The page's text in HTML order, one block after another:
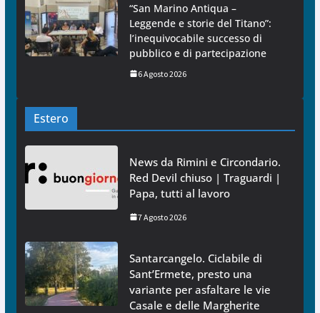
“San Marino Antiqua –
Leggende e storie del Titano”:
l’inequivocabile successo di
pubblico e di partecipazione
6 Agosto 2026
Estero
News da Rimini e Circondario.
Red Devil chiuso | Traguardi |
Papa, tutti al lavoro
7 Agosto 2026
Santarcangelo. Ciclabile di
Sant’Ermete, presto una
variante per asfaltare le vie
Casale e delle Margherite